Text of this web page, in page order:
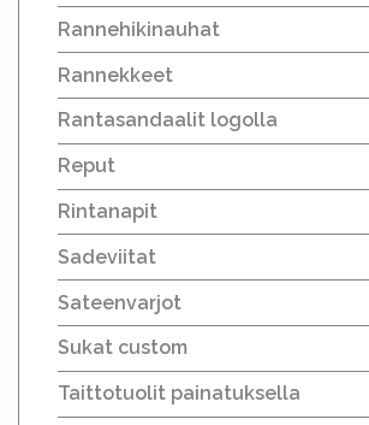
Rannehikinauhat
Rannekkeet
Rantasandaalit logolla
Reput
Rintanapit
Sadeviitat
Sateenvarjot
Sukat custom
Taittotuolit painatuksella